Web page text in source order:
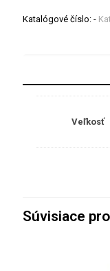
Katalógové číslo: -
Veľkosť
Súvisiace